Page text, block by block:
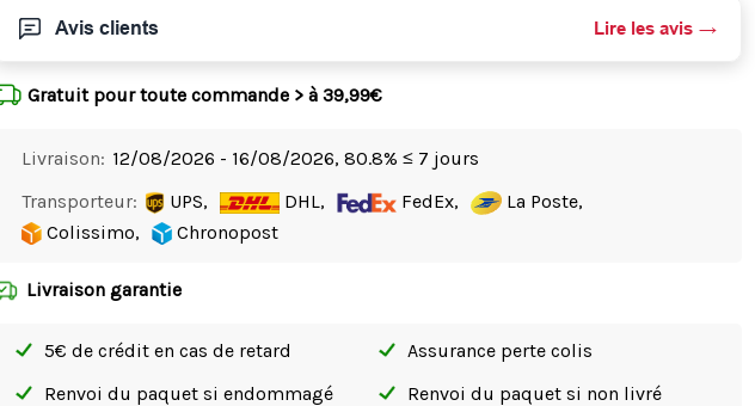
Avis clients Lire les avis
Gratuit pour toute commande > à 39,99€
Livraison: 12/08/2026 - 16/08/2026,80.8% ≤ 7 jours
Transporteur:
UPS, DHL, FedEx,
La Poste,
Colissimo,
Chronopost
Livraison garantie
5€ de crédit en cas de retard
Assurance perte colis
Renvoi du paquet si endommagé
Renvoi du paquet si non livré